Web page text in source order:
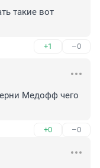
такие вот
+1 –0
Медофф чего
+0 –0